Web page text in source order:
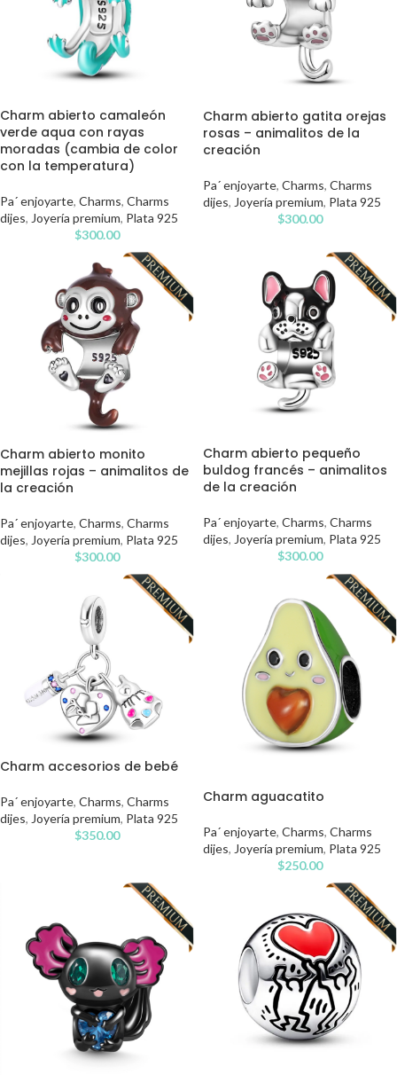
Charm abierto camaleón
verde aqua con rayas
moradas (cambia de color
con la temperatura)
Pa´ enjoyarte, Charms, Charms
dijes, Joyería premium, Plata 925
$300.00
Charm abierto gatita orejas
rosas – animalitos de la
creación
Pa´ enjoyarte, Charms, Charms
dijes, Joyería premium, Plata 925
$300.00
Charm abierto monito
mejillas rojas – animalitos de
la creación
Pa´ enjoyarte, Charms, Charms
dijes, Joyería premium, Plata 925
$300.00
Charm abierto pequeño
buldog francés – animalitos
de la creación
Pa´ enjoyarte, Charms, Charms
dijes, Joyería premium, Plata 925
$300.00
Charm accesorios de bebé
Pa´ enjoyarte, Charms, Charms
dijes, Joyería premium, Plata 925
$350.00
Charm aguacatito
Pa´ enjoyarte, Charms, Charms
dijes, Joyería premium, Plata 925
$250.00